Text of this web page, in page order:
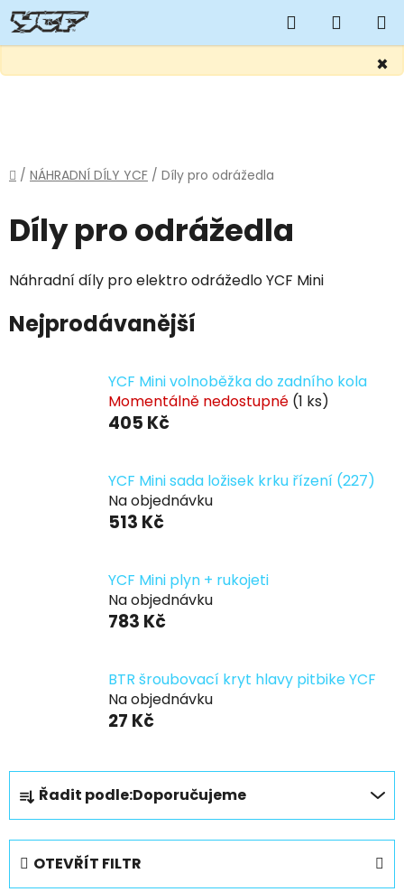
×
Hledat
KOŠÍK
Domů
/ NÁHRADNÍ DÍLY YCF / Díly pro odrážedla
Díly pro odrážedla
Náhradní díly pro elektro odrážedlo YCF Mini
Nejprodávanější
YCF Mini volnoběžka do zadního kola
Momentálně nedostupné (1 ks)
405 Kč
YCF Mini sada ložisek krku řízení (227)
Na objednávku
513 Kč
YCF Mini plyn + rukojeti
Na objednávku
783 Kč
BTR šroubovací kryt hlavy pitbike YCF
Na objednávku
27 Kč
Ř
a
z
e
n
Řadit podle:Doporučujeme
OTEVŘÍT FILTR